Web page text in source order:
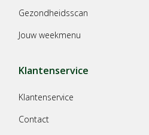
Gezondheidsscan
Jouw weekmenu
Klantenservice
Klantenservice
Contact